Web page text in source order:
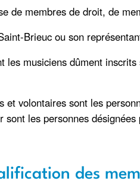
de membres de droit, de
Brieuc ou son
les musiciens dûment
et volontaires sont les
sont les personnes
des